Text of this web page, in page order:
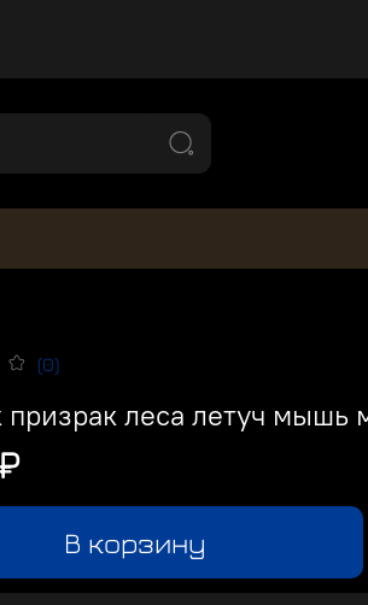
(0)
призрак леса летуч мышь
В корзину